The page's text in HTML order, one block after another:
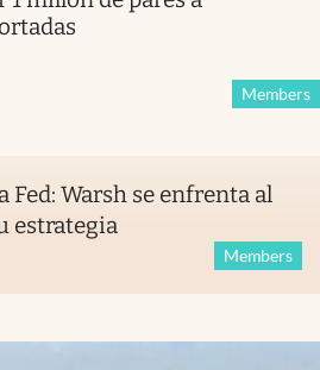
Members
Fed: Warsh se enfrenta al
estrategia
Members